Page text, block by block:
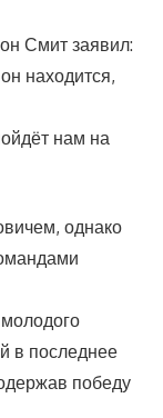
Смит заявил:
находится,
нам на
однако
в последнее
победу